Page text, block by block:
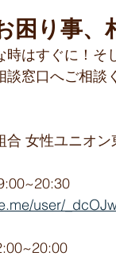
困り事、
時はすぐに！そ
窓口へご相談
合 女性ユニオ
user/